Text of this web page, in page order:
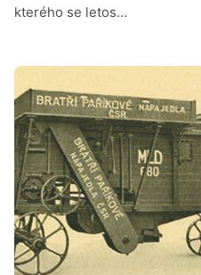
kterého se letos…